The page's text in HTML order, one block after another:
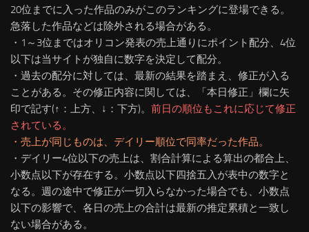
20位までに入った作品のみがこのランキングに登場できる。
急落した作品などは除外される場合がある。
・1～3位まではオリコン発表の売上通りにポイント配分、4位
以下は当サイトが独自に数字を決定して配分。
・過去の配分に対しては、最新の結果を踏まえ、修正が入る
ことがある。 その修正内容に関しては、「本日修正」欄に矢
印で記す(↑：上方、↓：下方)。 前日の順位もこれに応じて修正
されている。
・売上が同じものは、デイリー順位で同率だった作品。
・デイリー4位以下の売上は、割合計算による算出の都合上、
小数点以下が存在する。小数点以下四捨五入が表中の数字と
なる。週の途中で修正が一切入らなかった場合でも、小数点
以下の影響で、各日の売上の合計は最新の推定累積と一致し
ない場合がある。